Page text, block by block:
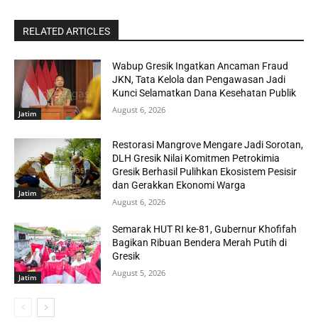
RELATED ARTICLES
Jatim
Wabup Gresik Ingatkan Ancaman Fraud
JKN, Tata Kelola dan Pengawasan Jadi
Kunci Selamatkan Dana Kesehatan Publik
August 6, 2026
Jatim
Restorasi Mangrove Mengare Jadi Sorotan,
DLH Gresik Nilai Komitmen Petrokimia
Gresik Berhasil Pulihkan Ekosistem Pesisir
dan Gerakkan Ekonomi Warga
August 6, 2026
Jatim
Semarak HUT RI ke-81, Gubernur Khofifah
Bagikan Ribuan Bendera Merah Putih di
Gresik
August 5, 2026